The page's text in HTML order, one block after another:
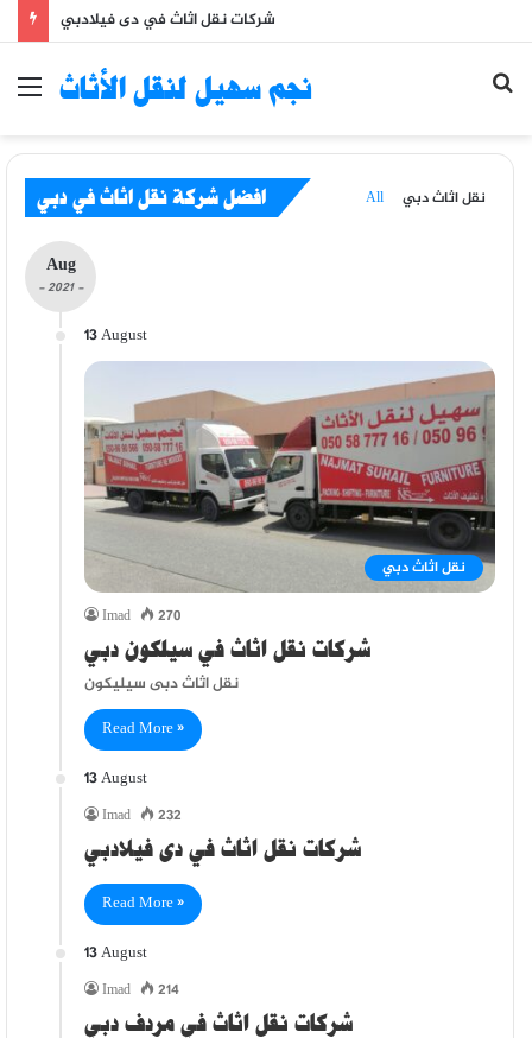
شركات نقل اثاث في دى فيلادبي
Menu
نجم سهيل لنقل الأثاث
افضل شركة نقل اثاث في دبي All نقل اثاث دبي
Aug
- 2021 -
13 August
نقل اثاث دبي
Imad 270
شركات نقل اثاث في سيلكون دبي
نقل اثاث دبى سيليكون
Read More »
13 August
Imad 232
شركات نقل اثاث في دى فيلادبي
Read More »
13 August
Imad 214
شركات نقل اثاث في مردف دبي